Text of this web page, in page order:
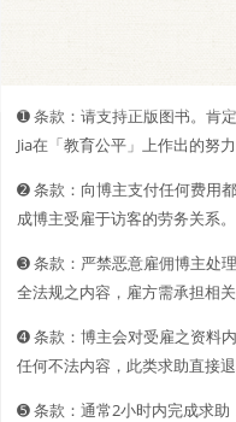
➊️ 条款：请支持正版图书。肯
Jia在「教育公平」上作出的努力
➋️️ 条款：向博主支付任何费用
成博主受雇于访客的劳务关系。
➌ 条款：严禁恶意雇佣博主处
全法规之内容，雇方需承担相关
➍ 条款：博主会对受雇之资料
任何不法内容，此类求助直接退
➎ 条款：通常2小时内完成求